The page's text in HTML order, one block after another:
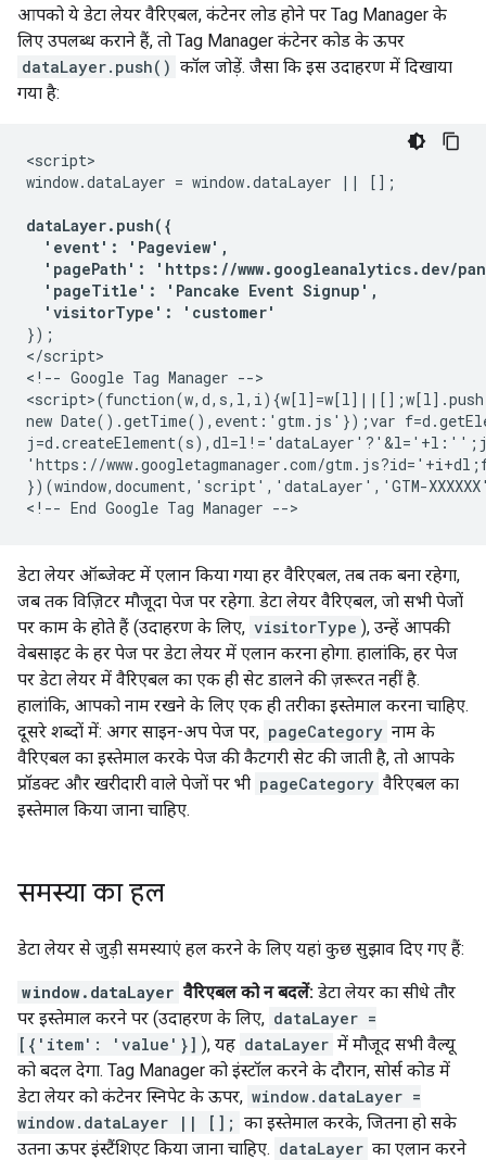
आपको ये डेटा लेयर वैरिएबल, कंटेनर लोड होने पर Tag Manager के
लिए उपलब्ध कराने हैं, तो Tag Manager कंटेनर कोड के ऊपर
dataLayer.push() कॉल जोड़ें. जैसा कि इस उदाहरण में दिखाया
गया है:
<script>
window.dataLayer = window.dataLayer || [];
dataLayer.push({
  'event': 'Pageview',
'pagePath': 'https://www.googleanalytics.dev/
  'pageTitle': 'Pancake Event Signup',
  'visitorType': 'customer'
});
</script>
<!-- Google Tag Manager -->
new Date().getTime(),event:'gtm.js'});var
'https://www.googletagmanager.com/
})(window,document,'script','dataLayer','GTM-
डेटा लेयर ऑब्जेक्ट में एलान किया गया हर वैरिएबल, तब तक बना रहेगा,
जब तक विज़िटर मौजूदा पेज पर रहेगा. डेटा लेयर वैरिएबल, जो सभी पेजों
पर काम के होते हैं (उदाहरण के लिए, visitorType ), उन्हें आपकी
वेबसाइट के हर पेज पर डेटा लेयर में एलान करना होगा. हालांकि, हर पेज
पर डेटा लेयर में वैरिएबल का एक ही सेट डालने की ज़रूरत नहीं है.
हालांकि, आपको नाम रखने के लिए एक ही तरीका इस्तेमाल करना चाहिए.
दूसरे शब्दों में: अगर साइन-अप पेज पर, pageCategory नाम के
वैरिएबल का इस्तेमाल करके पेज की कैटगरी सेट की जाती है, तो आपके
प्रॉडक्ट और खरीदारी वाले पेजों पर भी pageCategory वैरिएबल का
इस्तेमाल किया जाना चाहिए.
समस्या का हल
डेटा लेयर से जुड़ी समस्याएं हल करने के लिए यहां कुछ सुझाव दिए गए हैं:
window.dataLayer वैरिएबल को न बदलें: डेटा लेयर का सीधे तौर
पर इस्तेमाल करने पर (उदाहरण के लिए, dataLayer =
[{'item': 'value'}] ), यह dataLayer में मौजूद सभी वैल्यू
को बदल देगा. Tag Manager को इंस्टॉल करने के दौरान, सोर्स कोड में
डेटा लेयर को कंटेनर स्निपेट के ऊपर, window.dataLayer =
window.dataLayer || []; का इस्तेमाल करके, जितना हो सके
उतना ऊपर इंस्टैंशिएट किया जाना चाहिए. dataLayer का एलान करने